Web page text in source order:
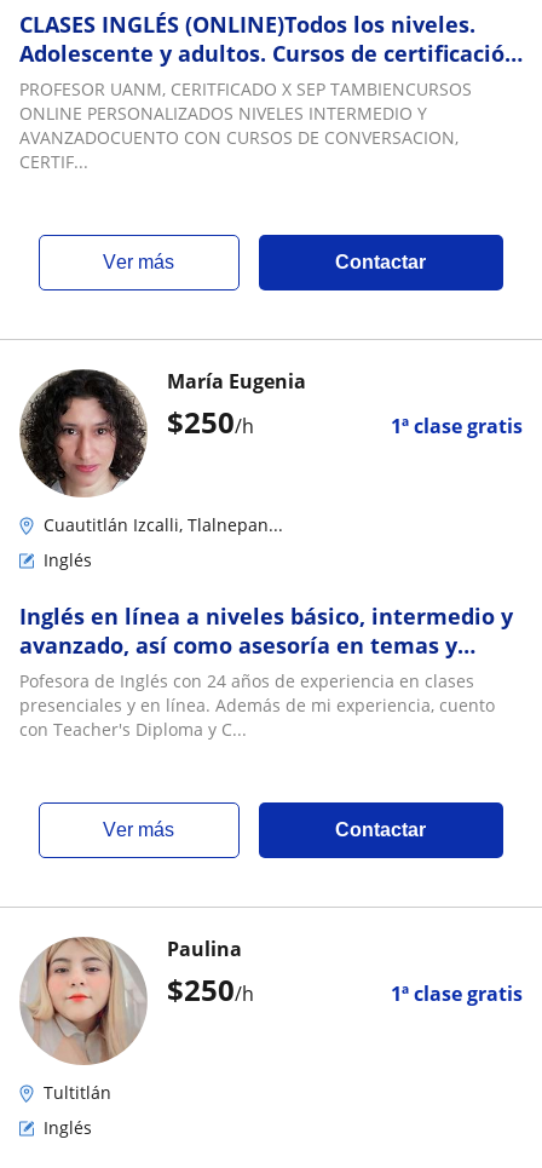
CLASES INGLÉS (ONLINE)Todos los niveles.
Adolescente y adultos. Cursos de certificación
si como de negocios a través de plataforma
PROFESOR UANM, CERITFICADO X SEP TAMBIENCURSOS
ONLINE PERSONALIZADOS NIVELES INTERMEDIO Y
AVANZADOCUENTO CON CURSOS DE CONVERSACION,
CERTIF...
ver más Contactar
$250/h 1ª clase gratis
María Eugenia
Cuautitlán Izcalli, Tlalnepan...
Inglés
Inglés en línea a niveles básico, intermedio y
avanzado, así como asesoría en temas y
habilidades específicos
Pofesora de Inglés con 24 años de experiencia en clases
presenciales y en línea. Además de mi experiencia, cuento
con Teacher's Diploma y C...
ver más Contactar
$250/h 1ª clase gratis
Paulina
Tultitlán
Inglés